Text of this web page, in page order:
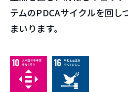
テムのPDCAサイクルを回し
まいります。